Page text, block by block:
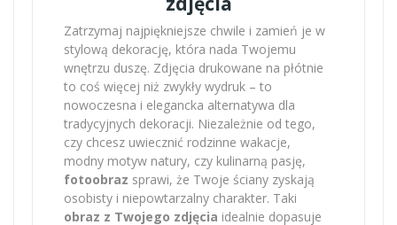
Zatrzymaj najpiękniejsze chwile i zamień je w
stylową dekorację, która nada Twojemu
wnętrzu duszę. Zdjęcia drukowane na płótnie
to coś więcej niż zwykły wydruk – to
nowoczesna i elegancka alternatywa dla
tradycyjnych dekoracji. Niezależnie od tego,
czy chcesz uwiecznić rodzinne wakacje,
modny motyw natury, czy kulinarną pasję,
fotoobraz sprawi, że Twoje ściany zyskają
osobisty i niepowtarzalny charakter. Taki
obraz z Twojego zdjęcia idealnie dopasuje